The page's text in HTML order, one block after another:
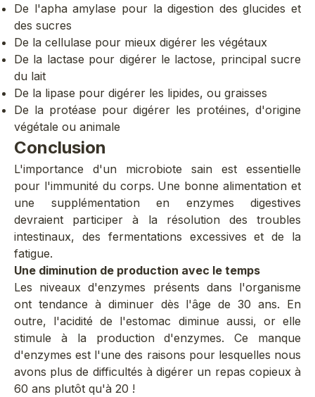
De l'apha amylase pour la digestion des glucides et
des sucres
De la cellulase pour mieux digérer les végétaux
De la lactase pour digérer le lactose, principal sucre
du lait
De la lipase pour digérer les lipides, ou graisses
De la protéase pour digérer les protéines, d'origine
végétale ou animale
Conclusion
L'importance d'un microbiote sain est essentielle
pour l'immunité du corps. Une bonne alimentation et
une supplémentation en enzymes digestives
devraient participer à la résolution des troubles
intestinaux, des fermentations excessives et de la
fatigue.
Une diminution de production avec le temps
Les niveaux d'enzymes présents dans l'organisme
ont tendance à diminuer dès l'âge de 30 ans. En
outre, l'acidité de l'estomac diminue aussi, or elle
stimule à la production d'enzymes. Ce manque
d'enzymes est l'une des raisons pour lesquelles nous
avons plus de difficultés à digérer un repas copieux à
60 ans plutôt qu'à 20 !